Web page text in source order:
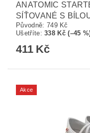
ANATOMIC
SÍŤOVANÉ S
Původně: 749 Kč
Ušetříte:338 Kč (–45
411 Kč
Akce